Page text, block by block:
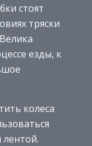
стоят
тряски
езды, к
колеса